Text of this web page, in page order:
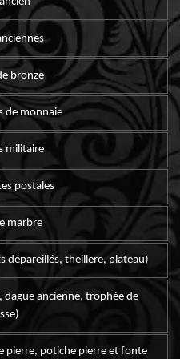
bronze
de monnaie
militaire
postales
marbre
dépareillés, theillere, plateau)
dague ancienne, trophée de
pierre, potiche pierre et fonte